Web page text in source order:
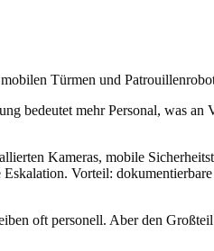
Türmen und
bedeutet mehr Personal, was
Kameras, mobile
Vorteil:
oft personell. Aber den